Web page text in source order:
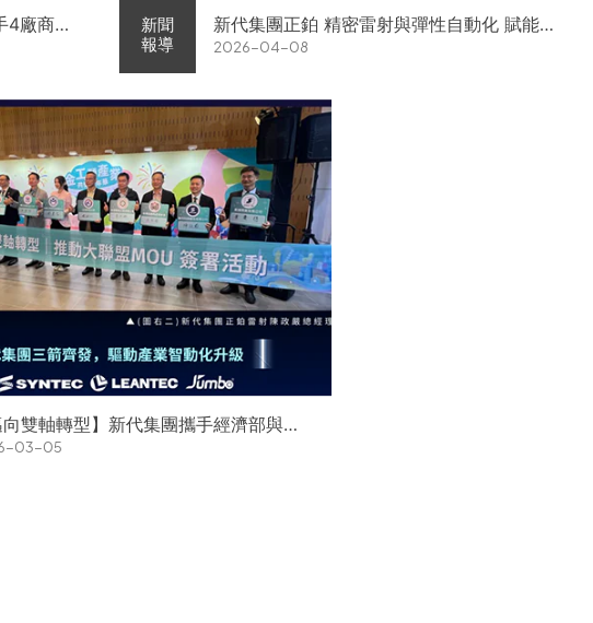
4廠商
新聞
報導
新代集團正鉑 精密雷射與彈性自動化 賦能智
慧智造解方電子展亮相
2026-04-08
向雙軸轉型】新代集團攜手經濟部與金
簽署MOU 領航 AI機器人智慧智造
03-05